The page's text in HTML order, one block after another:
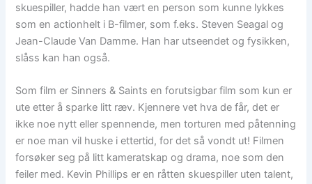
skuespiller, hadde han vært en person som kunne lykkes
som en actionhelt i B-filmer, som f.eks. Steven Seagal og
Jean-Claude Van Damme. Han har utseendet og fysikken,
slåss kan han også.
Som film er Sinners & Saints en forutsigbar film som kun er
ute etter å sparke litt ræv. Kjennere vet hva de får, det er
ikke noe nytt eller spennende, men torturen med påtenning
er noe man vil huske i ettertid, for det så vondt ut! Filmen
forsøker seg på litt kameratskap og drama, noe som den
feiler med. Kevin Phillips er en råtten skuespiller uten talent,